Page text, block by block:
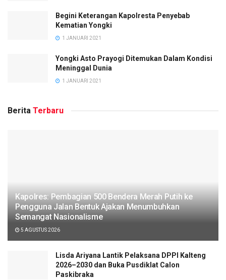
Begini Keterangan Kapolresta Penyebab
Kematian Yongki
1 JANUARI 2021
Yongki Asto Prayogi Ditemukan Dalam Kondisi
Meninggal Dunia
1 JANUARI 2021
Berita Terbaru
Kapolres: Pembagian 500 Bendera Merah Putih ke
Pengguna Jalan Bentuk Ajakan Menumbuhkan
Semangat Nasionalisme
5 AGUSTUS 2026
Lisda Ariyana Lantik Pelaksana DPPI Kalteng
2026–2030 dan Buka Pusdiklat Calon
Paskibraka